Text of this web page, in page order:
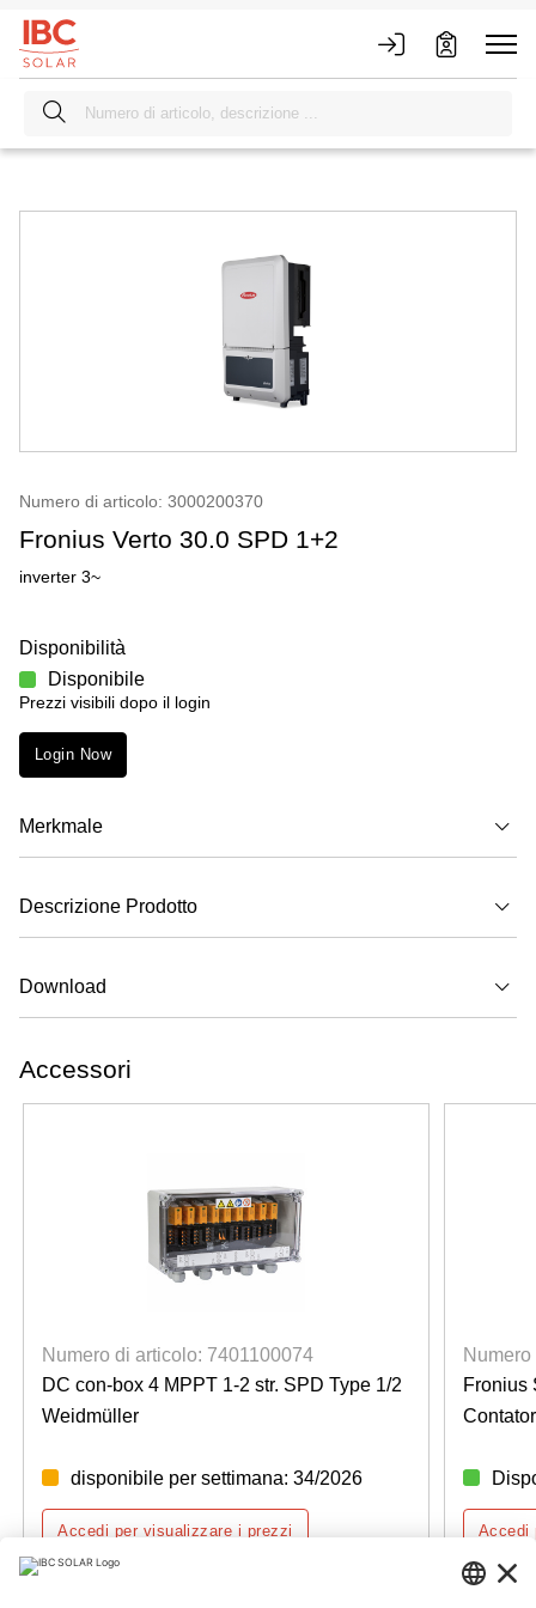
Numero di articolo: 3000200370
Fronius Verto 30.0 SPD 1+2
inverter 3~
Disponibilità
Disponibile
Prezzi visibili dopo il login
Login Now
Merkmale
Descrizione Prodotto
Download
Accessori
Numero di articolo: 7401100074
DC con-box 4 MPPT 1-2 str. SPD Type 1/2
Weidmüller
disponibile per settimana: 34/2026
Accedi per visualizzare i prezzi
Fronius
Accedi